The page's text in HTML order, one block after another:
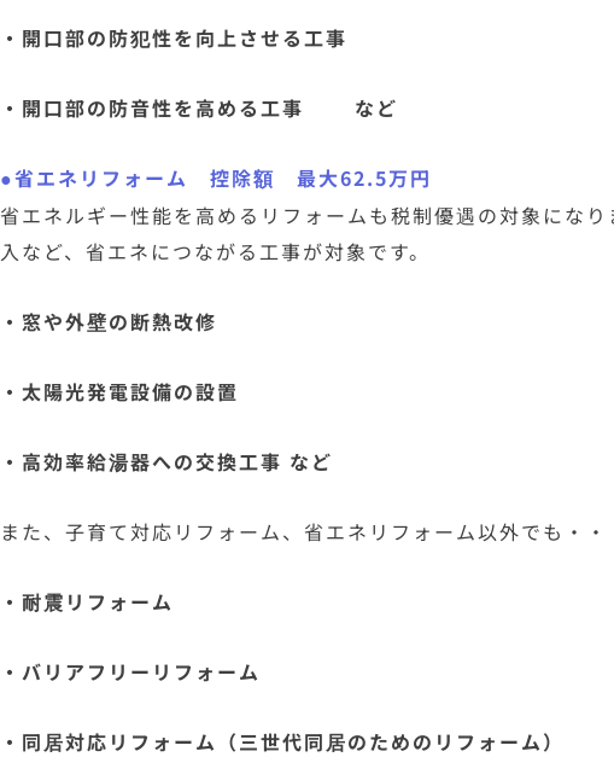
・開口部の防犯性を向上させる工事
・開口部の防音性を高める工事 など
●省エネリフォーム 控除額 最大62.5万円
省エネルギー性能を高めるリフォームも税制優遇の対象にな
入など、省エネにつながる工事が対象です。
・窓や外壁の断熱改修
・太陽光発電設備の設置
・高効率給湯器への交換工事 など
また、子育て対応リフォーム、省エネリフォーム以外でも・・
・耐震リフォーム
・バリアフリーリフォーム
・同居対応リフォーム（三世代同居のためのリフォーム）